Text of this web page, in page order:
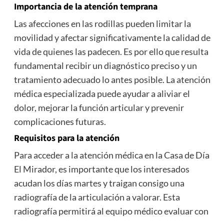
Importancia de la atención temprana
Las afecciones en las rodillas pueden limitar la
movilidad y afectar significativamente la calidad de
vida de quienes las padecen. Es por ello que resulta
fundamental recibir un diagnóstico preciso y un
tratamiento adecuado lo antes posible. La atención
médica especializada puede ayudar a aliviar el
dolor, mejorar la función articular y prevenir
complicaciones futuras.
Requisitos para la atención
Para acceder a la atención médica en la Casa de Día
El Mirador, es importante que los interesados
acudan los días martes y traigan consigo una
radiografía de la articulación a valorar. Esta
radiografía permitirá al equipo médico evaluar con